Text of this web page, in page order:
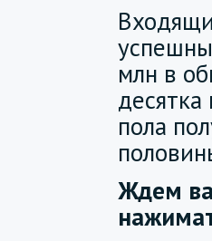
млн в
пола
Ждем